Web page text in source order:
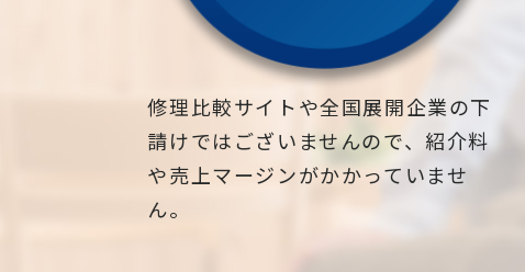
アレルギーの軽減:
人工芝は花粉や草の刈りカ
め、アレルギーを持つ人々に
花粉症の症状が軽減される可
ります。
応させて頂きます！
企業様や、施設様、マンショ
ートなどの庭木、高木、植栽
理なども対応しておりますの
お気軽にお問い合わせくださ
松、スギ、クスノキ、くろが
もみの木、どんぐりの木、
木、オリーブ、もみじ、柿
犀、アカシア、シダレエゴノ
修理比較サイトや全国展開企業の下
請けではございませんので、紹介料
や売上マージンがかかっていませ
ん。